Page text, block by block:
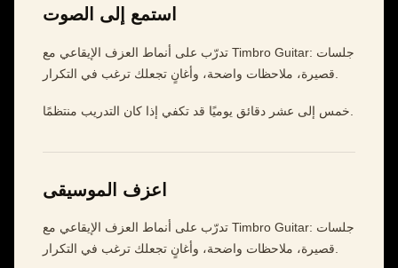
استمع إلى الصوت
تدرّب على أنماط العزف الإيقاعي مع Timbro Guitar: جلسات
اعزف الموسيقى
تدرّب على أنماط العزف الإيقاعي مع Timbro Guitar: جلسات
قصيرة، ملاحظات واضحة، وأغانٍ تجعلك ترغب في التكرار.